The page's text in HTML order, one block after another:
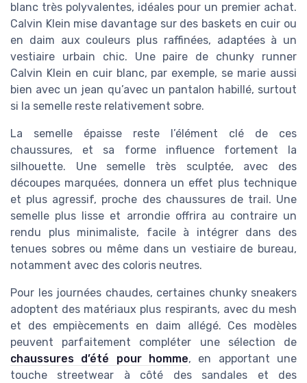
blanc très polyvalentes, idéales pour un premier achat.
Calvin Klein mise davantage sur des baskets en cuir ou
en daim aux couleurs plus raffinées, adaptées à un
vestiaire urbain chic. Une paire de chunky runner
Calvin Klein en cuir blanc, par exemple, se marie aussi
bien avec un jean qu’avec un pantalon habillé, surtout
si la semelle reste relativement sobre.
La semelle épaisse reste l’élément clé de ces
chaussures, et sa forme influence fortement la
silhouette. Une semelle très sculptée, avec des
découpes marquées, donnera un effet plus technique
et plus agressif, proche des chaussures de trail. Une
semelle plus lisse et arrondie offrira au contraire un
rendu plus minimaliste, facile à intégrer dans des
tenues sobres ou même dans un vestiaire de bureau,
notamment avec des coloris neutres.
Pour les journées chaudes, certaines chunky sneakers
adoptent des matériaux plus respirants, avec du mesh
et des empiècements en daim allégé. Ces modèles
peuvent parfaitement compléter une sélection de
chaussures d’été pour homme, en apportant une
touche streetwear à côté des sandales et des